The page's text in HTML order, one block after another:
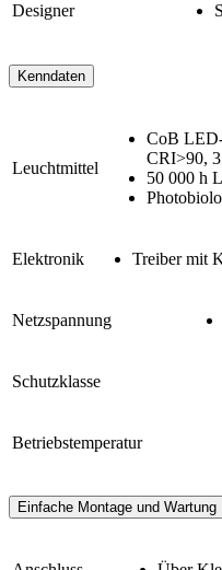
Designer
Kenndaten
Leuchtmittel
CoB
CRI>90,
50 000 h
Elektronik Treiber mit
Netzspannung
Schutzklasse
Betriebstemperatur
Einfache Montage und Wartung